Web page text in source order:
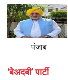
पंजाब
‘बेअदबी’ पार्टी